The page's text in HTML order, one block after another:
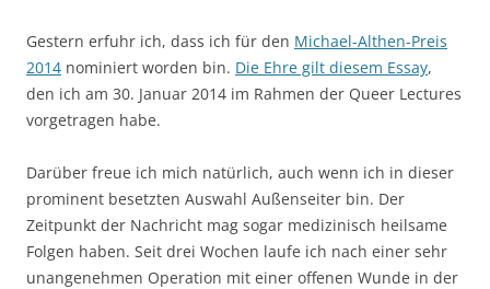
Gestern erfuhr ich, dass ich für den Michael-Althen-Preis
2014 nominiert worden bin. Die Ehre gilt diesem Essay,
den ich am 30. Januar 2014 im Rahmen der Queer Lectures
vorgetragen habe.
Darüber freue ich mich natürlich, auch wenn ich in dieser
prominent besetzten Auswahl Außenseiter bin. Der
Zeitpunkt der Nachricht mag sogar medizinisch heilsame
Folgen haben. Seit drei Wochen laufe ich nach einer sehr
unangenehmen Operation mit einer offenen Wunde in der